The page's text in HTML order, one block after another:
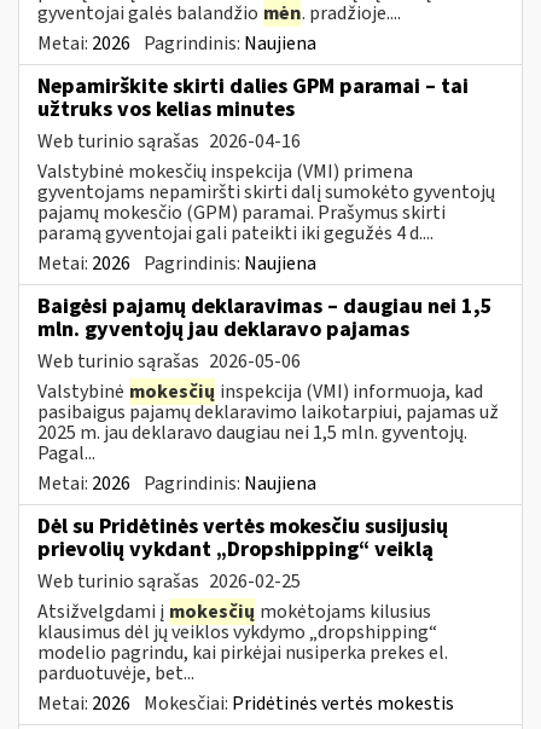
gyventojai galės balandžio mėn. pradžioje....
Metai: 2026 Pagrindinis: Naujiena
Nepamirškite skirti dalies GPM paramai – tai
užtruks vos kelias minutes
Web turinio sąrašas 2026-04-16
Valstybinė mokesčių inspekcija (VMI) primena
gyventojams nepamiršti skirti dalį sumokėto gyventojų
pajamų mokesčio (GPM) paramai. Prašymus skirti
paramą gyventojai gali pateikti iki gegužės 4 d....
Metai: 2026 Pagrindinis: Naujiena
Baigėsi pajamų deklaravimas – daugiau nei 1,5
mln. gyventojų jau deklaravo pajamas
Web turinio sąrašas 2026-05-06
Valstybinė mokesčių inspekcija (VMI) informuoja, kad
pasibaigus pajamų deklaravimo laikotarpiui, pajamas už
2025 m. jau deklaravo daugiau nei 1,5 mln. gyventojų.
Pagal...
Metai: 2026 Pagrindinis: Naujiena
Dėl su Pridėtinės vertės mokesčiu susijusių
prievolių vykdant „Dropshipping“ veiklą
Web turinio sąrašas 2026-02-25
Atsižvelgdami į mokesčių mokėtojams kilusius
klausimus dėl jų veiklos vykdymo „dropshipping“
modelio pagrindu, kai pirkėjai nusiperka prekes el.
parduotuvėje, bet...
Metai: 2026 Mokesčiai: Pridėtinės vertės mokestis